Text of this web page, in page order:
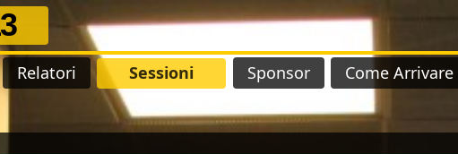
Relatori Sessioni Sponsor Come Arrivare